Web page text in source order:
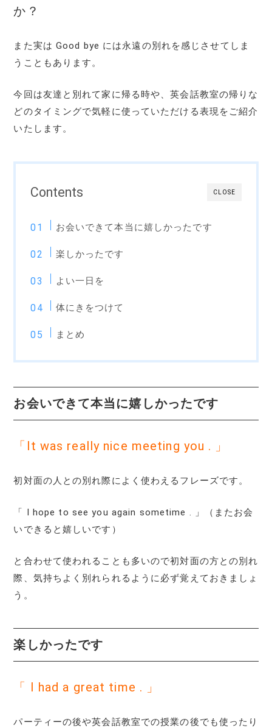
か？
また実は Good bye には永遠の別れを感じさせてしま
うこともあります。
今回は友達と別れて家に帰る時や、英会話教室の帰りな
どのタイミングで気軽に使っていただける表現をご紹介
いたします。
CLOSE
Contents
お会いできて本当に嬉しかったです
楽しかったです
よい一日を
体にきをつけて
まとめ
お会いできて本当に嬉しかったです
「It was really nice meeting you . 」
初対面の人との別れ際によく使わえるフレーズです。
「 I hope to see you again sometime . 」（またお会
いできると嬉しいです）
と合わせて使われることも多いので初対面の方との別れ
際、気持ちよく別れられるように必ず覚えておきましょ
う。
楽しかったです
「 I had a great time . 」
パーティーの後や英会話教室での授業の後でも使ったり